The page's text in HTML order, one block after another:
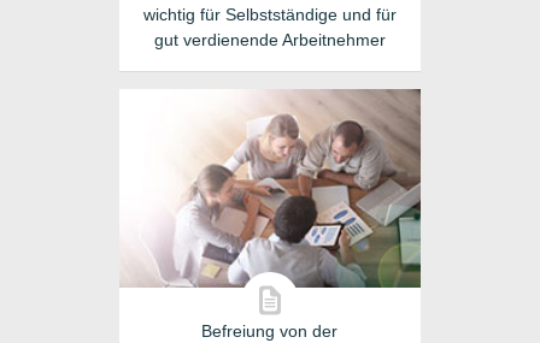
wichtig für Selbstständige und für
gut verdienende Arbeitnehmer
Befreiung von der